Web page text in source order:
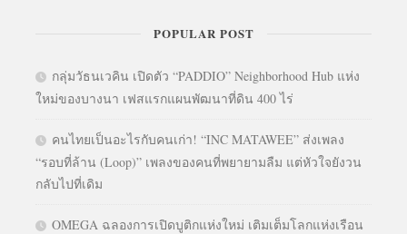
POPULAR POST
กลุ่มวัธนเวคิน เปิดตัว “PADDIO” Neighborhood Hub แห่ง
ใหม่ของบางนา เฟสแรกแผนพัฒนาที่ดิน 400 ไร่
คนไทยเป็นอะไรกับคนเก่า! “INC MATAWEE” ส่งเพลง
“รอบที่ล้าน (Loop)” เพลงของคนที่พยายามลืม แต่หัวใจยังวน
กลับไปที่เดิม
OMEGA ฉลองการเปิดบูติกแห่งใหม่ เติมเต็มโลกแห่งเรือน